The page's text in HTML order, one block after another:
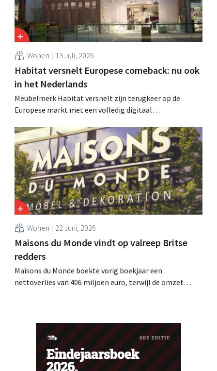
Wonen 13 Juli, 2026
Habitat versnelt Europese comeback: nu ook
in het Nederlands
Meubelmerk Habitat versnelt zijn terugkeer op de
Europese markt met een volledig digitaal
unique groeit het merk opnieuw en mikt het op
aanwezigheid in veertien Europese landen.
Wonen 22 Juni, 2026
Maisons du Monde vindt op valreep Britse
redders
Maisons du Monde boekte vorig boekjaar een
nettoverlies van 406 miljoen euro, terwijl de omzet